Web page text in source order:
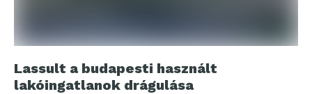
Lassult a budapesti használt
lakóingatlanok drágulása